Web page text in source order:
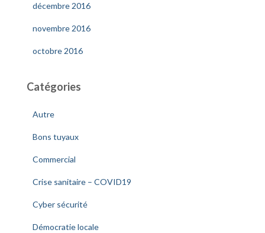
décembre 2016
novembre 2016
octobre 2016
Catégories
Autre
Bons tuyaux
Commercial
Crise sanitaire – COVID19
Cyber sécurité
Démocratie locale